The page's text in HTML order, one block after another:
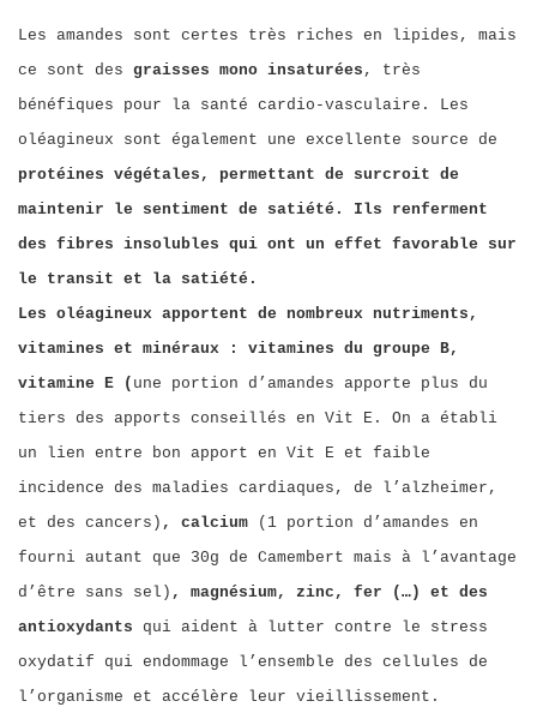
Les amandes sont certes très riches en lipides, mais
ce sont des graisses mono insaturées , très
bénéfiques pour la santé cardio-vasculaire. Les
oléagineux sont également une excellente source de
protéines végétales, permettant de surcroit de
maintenir le sentiment de satiété. Ils renferment
des fibres insolubles qui ont un effet favorable sur
le transit et la satiété.
Les oléagineux apportent de nombreux nutriments,
vitamines et minéraux : vitamines du groupe B,
vitamine E ( une portion d’amandes apporte plus du
tiers des apports conseillés en Vit E. On a établi
un lien entre bon apport en Vit E et faible
incidence des maladies cardiaques, de l’alzheimer,
et des cancers) , calcium
(1 portion d’amandes en
fourni autant que 30g de Camembert mais à l’avantage
d’être sans sel) , magnésium, zinc, fer (…) et des
antioxydants qui aident à lutter contre le stress
oxydatif qui endommage l’ensemble des cellules de
l’organisme et accélère leur vieillissement.